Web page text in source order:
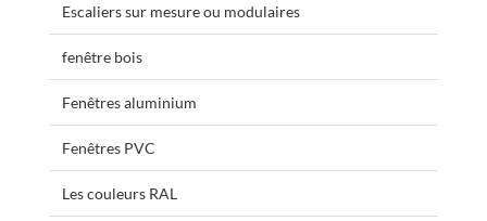
Escaliers sur mesure ou modulaires
fenêtre bois
Fenêtres aluminium
Fenêtres PVC
Les couleurs RAL